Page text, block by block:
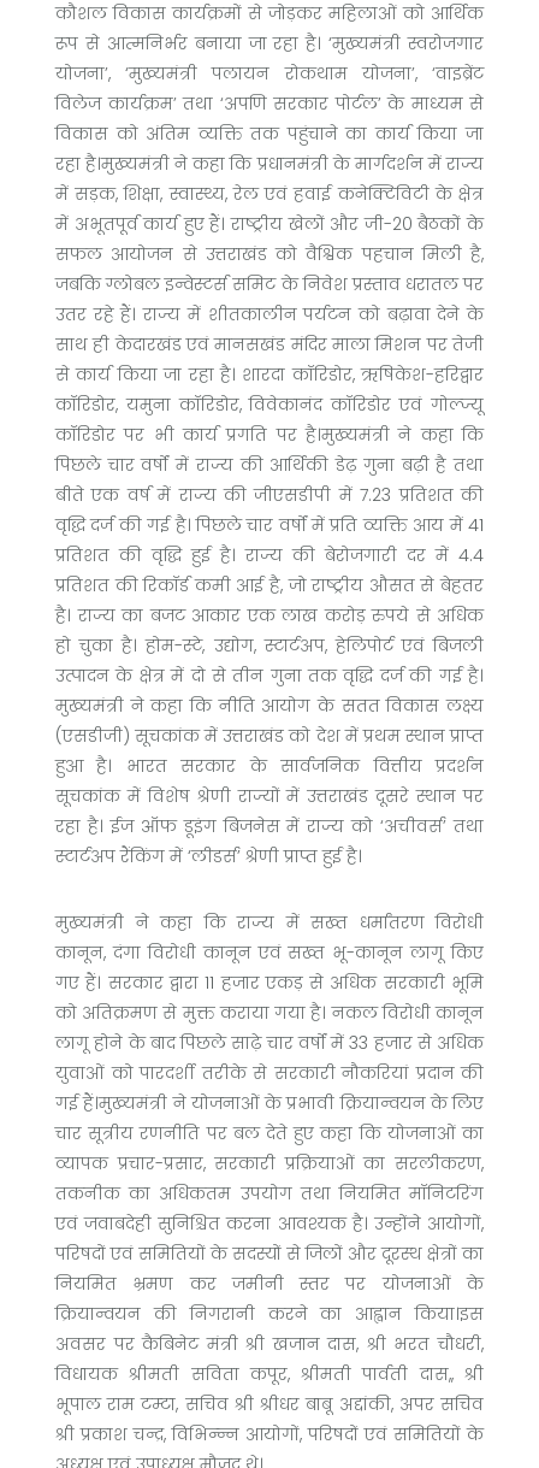
कौशल विकास कार्यक्रमों से जोड़कर महिलाओं को आर्थिक
रूप से आत्मनिर्भर बनाया जा रहा है। ‘मुख्यमंत्री स्वरोजगार
योजना’, ‘मुख्यमंत्री पलायन रोकथाम योजना’, ‘वाइब्रेंट
विलेज कार्यक्रम’ तथा ‘अपणि सरकार पोर्टल’ के माध्यम से
विकास को अंतिम व्यक्ति तक पहुंचाने का कार्य किया जा
रहा है।मुख्यमंत्री ने कहा कि प्रधानमंत्री के मार्गदर्शन में राज्य
में सड़क, शिक्षा, स्वास्थ्य, रेल एवं हवाई कनेक्टिविटी के क्षेत्र
में अभूतपूर्व कार्य हुए हैं। राष्ट्रीय खेलों और जी-20 बैठकों के
सफल आयोजन से उत्तराखंड को वैश्विक पहचान मिली है,
जबकि ग्लोबल इन्वेस्टर्स समिट के निवेश प्रस्ताव धरातल पर
उतर रहे हैं। राज्य में शीतकालीन पर्यटन को बढ़ावा देने के
साथ ही केदारखंड एवं मानसखंड मंदिर माला मिशन पर तेजी
से कार्य किया जा रहा है। शारदा कॉरिडोर, ऋषिकेश-हरिद्वार
कॉरिडोर, यमुना कॉरिडोर, विवेकानंद कॉरिडोर एवं गोल्ज्यू
कॉरिडोर पर भी कार्य प्रगति पर है।मुख्यमंत्री ने कहा कि
पिछले चार वर्षों में राज्य की आर्थिकी डेढ़ गुना बढ़ी है तथा
बीते एक वर्ष में राज्य की जीएसडीपी में 7.23 प्रतिशत की
वृद्धि दर्ज की गई है। पिछले चार वर्षों में प्रति व्यक्ति आय में 41
प्रतिशत की वृद्धि हुई है। राज्य की बेरोजगारी दर में 4.4
प्रतिशत की रिकॉर्ड कमी आई है, जो राष्ट्रीय औसत से बेहतर
है। राज्य का बजट आकार एक लाख करोड़ रुपये से अधिक
हो चुका है। होम-स्टे, उद्योग, स्टार्टअप, हेलिपोर्ट एवं बिजली
उत्पादन के क्षेत्र में दो से तीन गुना तक वृद्धि दर्ज की गई है।
मुख्यमंत्री ने कहा कि नीति आयोग के सतत विकास लक्ष्य
(एसडीजी) सूचकांक में उत्तराखंड को देश में प्रथम स्थान प्राप्त
हुआ है। भारत सरकार के सार्वजनिक वित्तीय प्रदर्शन
सूचकांक में विशेष श्रेणी राज्यों में उत्तराखंड दूसरे स्थान पर
रहा है। ईज ऑफ डूइंग बिजनेस में राज्य को ‘अचीवर्स’ तथा
स्टार्टअप रैंकिंग में ‘लीडर्स’ श्रेणी प्राप्त हुई है।
मुख्यमंत्री ने कहा कि राज्य में सख्त धर्मांतरण विरोधी
कानून, दंगा विरोधी कानून एवं सख्त भू-कानून लागू किए
गए हैं। सरकार द्वारा 11 हजार एकड़ से अधिक सरकारी भूमि
को अतिक्रमण से मुक्त कराया गया है। नकल विरोधी कानून
लागू होने के बाद पिछले साढ़े चार वर्षों में 33 हजार से अधिक
युवाओं को पारदर्शी तरीके से सरकारी नौकरियां प्रदान की
गई हैं।मुख्यमंत्री ने योजनाओं के प्रभावी क्रियान्वयन के लिए
चार सूत्रीय रणनीति पर बल देते हुए कहा कि योजनाओं का
व्यापक प्रचार-प्रसार, सरकारी प्रक्रियाओं का सरलीकरण,
तकनीक का अधिकतम उपयोग तथा नियमित मॉनिटरिंग
एवं जवाबदेही सुनिश्चित करना आवश्यक है। उन्होंने आयोगों,
परिषदों एवं समितियों के सदस्यों से जिलों और दूरस्थ क्षेत्रों का
नियमित भ्रमण कर जमीनी स्तर पर योजनाओं के
क्रियान्वयन की निगरानी करने का आह्वान किया।इस
अवसर पर कैबिनेट मंत्री श्री खजान दास, श्री भरत चौधरी,
विधायक श्रीमती सविता कपूर, श्रीमती पार्वती दास,, श्री
भूपाल राम टम्टा, सचिव श्री श्रीधर बाबू अद्दांकी, अपर सचिव
श्री प्रकाश चन्द्र, विभिन्न्न आयोगों, परिषदों एवं समितियों के